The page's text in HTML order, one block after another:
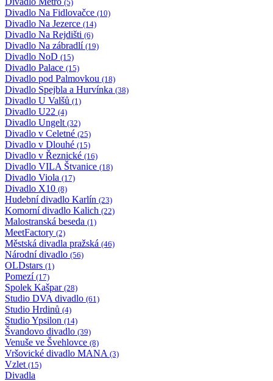
(5)
Divadlo Na Fidlovačce (10)
Divadlo Na Jezerce (14)
Divadlo Na Rejdišti (6)
Divadlo Na zábradlí (19)
Divadlo NoD (15)
Divadlo Palace (15)
Divadlo pod Palmovkou (18)
Divadlo Spejbla a Hurvínka (38)
Divadlo U Valšů (1)
Divadlo U22 (4)
Divadlo Ungelt (32)
Divadlo v Celetné (25)
Divadlo v Dlouhé (15)
Divadlo v Řeznické (16)
Divadlo VILA Štvanice (18)
Divadlo Viola (17)
Divadlo X10 (8)
Hudební divadlo Karlín (23)
Komorní divadlo Kalich (22)
Malostranská beseda (1)
MeetFactory (2)
Městská divadla pražská (46)
Národní divadlo (56)
OLDstars (1)
Pomezí (17)
Spolek Kašpar (28)
Studio DVA divadlo (61)
Studio Hrdinů (4)
Studio Ypsilon (14)
Švandovo divadlo (39)
Venuše ve Švehlovce (8)
Vršovické divadlo MANA (3)
Vzlet (15)
Divadla